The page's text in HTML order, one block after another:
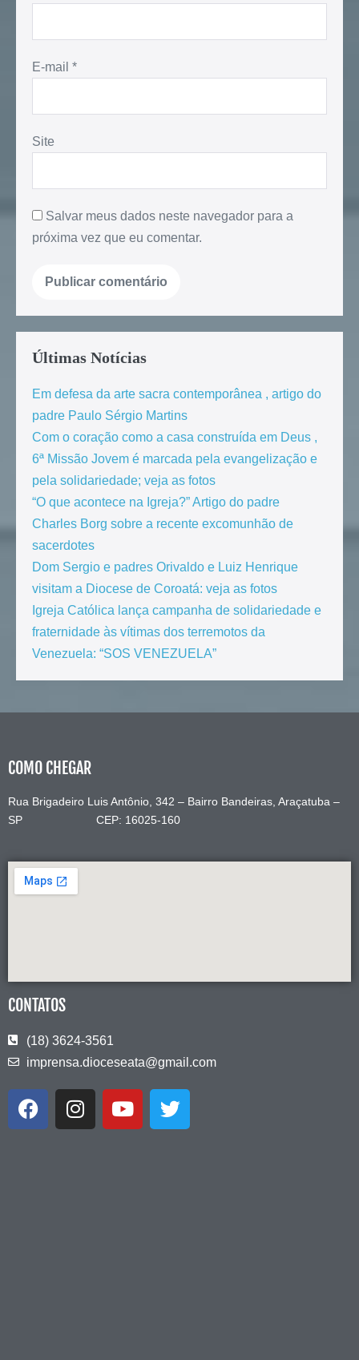
E-mail *
Site
Salvar meus dados neste navegador para a
próxima vez que eu comentar.
Últimas Notícias
Em defesa da arte sacra contemporânea , artigo do
padre Paulo Sérgio Martins
Com o coração como a casa construída em Deus ,
6ª Missão Jovem é marcada pela evangelização e
pela solidariedade; veja as fotos
“O que acontece na Igreja?” Artigo do padre
Charles Borg sobre a recente excomunhão de
sacerdotes
Dom Sergio e padres Orivaldo e Luiz Henrique
visitam a Diocese de Coroatá: veja as fotos
Igreja Católica lança campanha de solidariedade e
fraternidade às vítimas dos terremotos da
Venezuela: “SOS VENEZUELA”
COMO CHEGAR
Rua Brigadeiro Luis Antônio, 342 – Bairro Bandeiras, Araçatuba –
SP CEP: 16025-160
CONTATOS
(18) 3624-3561
imprensa.dioceseata@gmail.com